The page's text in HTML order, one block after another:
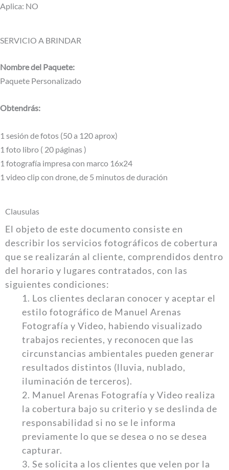
Aplica: NO
SERVICIO A BRINDAR
Nombre del Paquete:
Paquete Personalizado
Obtendrás:
1 sesión de fotos (50 a 120 aprox)
1 foto libro ( 20 páginas )
1 fotografía impresa con marco 16x24
1 video clip con drone, de 5 minutos de duración
Clausulas
El objeto de este documento consiste en
describir los servicios fotográficos de cobertura
que se realizarán al cliente, comprendidos dentro
del horario y lugares contratados, con las
siguientes condiciones:
1. Los clientes declaran conocer y aceptar el
estilo fotográfico de Manuel Arenas
Fotografía y Video, habiendo visualizado
trabajos recientes, y reconocen que las
circunstancias ambientales pueden generar
resultados distintos (lluvia, nublado,
iluminación de terceros).
2. Manuel Arenas Fotografía y Video realiza
la cobertura bajo su criterio y se deslinda de
responsabilidad si no se le informa
previamente lo que se desea o no se desea
capturar.
3. Se solicita a los clientes que velen por la